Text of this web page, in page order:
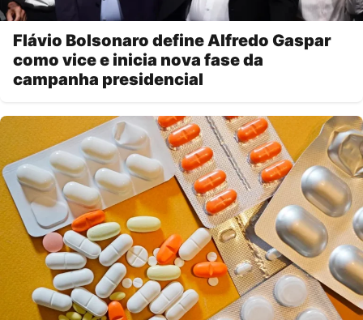
Flávio Bolsonaro define Alfredo Gaspar
como vice e inicia nova fase da
campanha presidencial